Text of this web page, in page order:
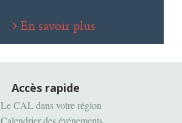
En savoir plus
Accès rapide
Le CAL dans votre région
Calendrier des événements